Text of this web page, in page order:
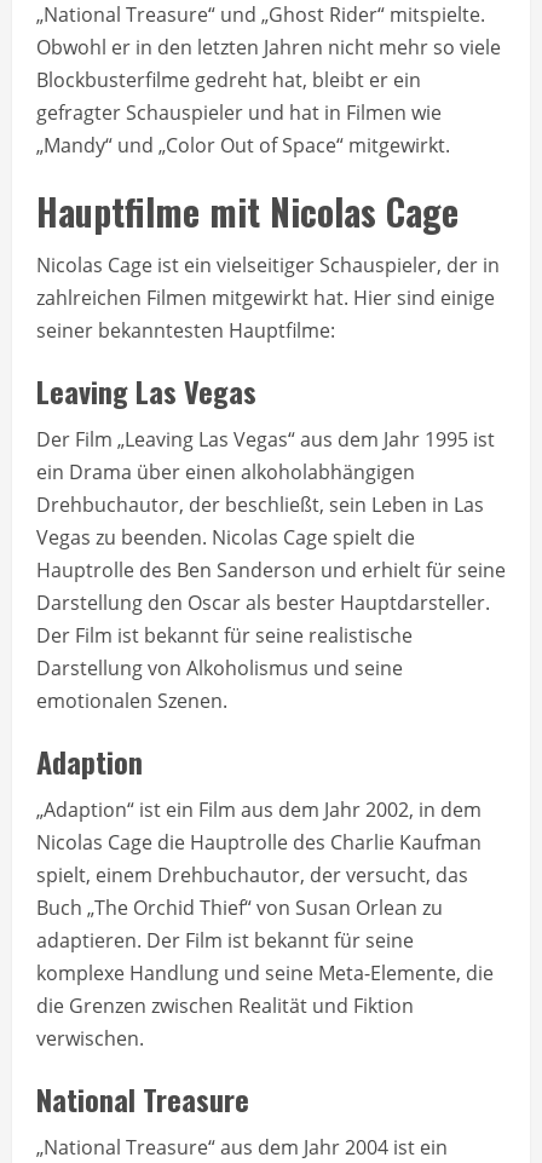
„National Treasure“ und „Ghost Rider“ mitspielte.
Obwohl er in den letzten Jahren nicht mehr so viele
Blockbusterfilme gedreht hat, bleibt er ein
gefragter Schauspieler und hat in Filmen wie
„Mandy“ und „Color Out of Space“ mitgewirkt.
Hauptfilme mit Nicolas Cage
Nicolas Cage ist ein vielseitiger Schauspieler, der in
zahlreichen Filmen mitgewirkt hat. Hier sind einige
seiner bekanntesten Hauptfilme:
Leaving Las Vegas
Der Film „Leaving Las Vegas“ aus dem Jahr 1995 ist
ein Drama über einen alkoholabhängigen
Drehbuchautor, der beschließt, sein Leben in Las
Vegas zu beenden. Nicolas Cage spielt die
Hauptrolle des Ben Sanderson und erhielt für seine
Darstellung den Oscar als bester Hauptdarsteller.
Der Film ist bekannt für seine realistische
Darstellung von Alkoholismus und seine
emotionalen Szenen.
Adaption
„Adaption“ ist ein Film aus dem Jahr 2002, in dem
Nicolas Cage die Hauptrolle des Charlie Kaufman
spielt, einem Drehbuchautor, der versucht, das
Buch „The Orchid Thief“ von Susan Orlean zu
adaptieren. Der Film ist bekannt für seine
komplexe Handlung und seine Meta-Elemente, die
die Grenzen zwischen Realität und Fiktion
verwischen.
National Treasure
„National Treasure“ aus dem Jahr 2004 ist ein